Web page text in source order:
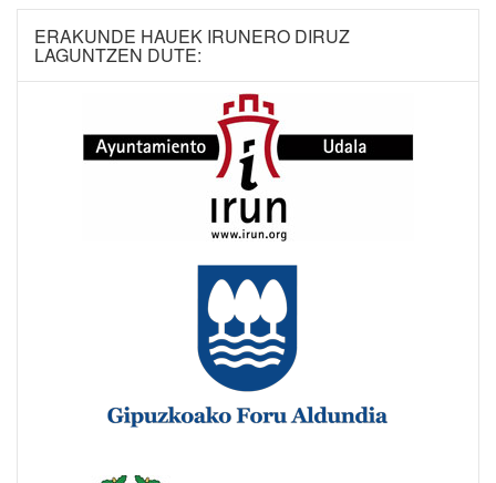
ERAKUNDE HAUEK IRUNERO DIRUZ
LAGUNTZEN DUTE: